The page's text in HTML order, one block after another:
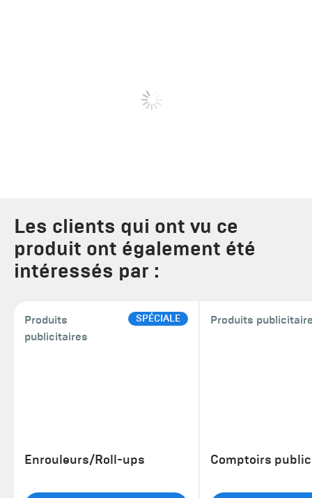
Les clients qui ont vu ce
produit ont également été
intéressés par :
Produits
publicitaires
SPÉCIALE
Enrouleurs/Roll-ups
Produits
Comptoirs